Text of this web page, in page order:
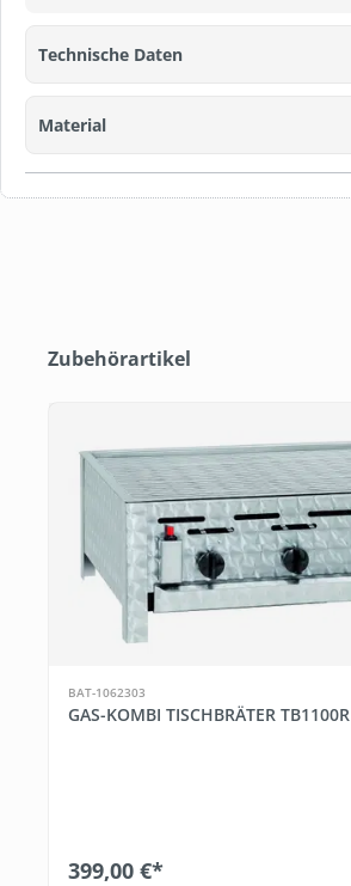
Technische Daten
Material
Produktgalerie überspringen
Zubehörartikel
BAT-1062303
GAS-KOMBI TISCHBRÄTER TB1100R
399,00 €*